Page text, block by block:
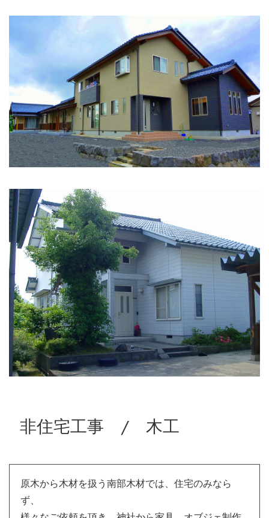
非住宅工事 / 木工
原木から木材を扱う南部木材では、住宅のみなら
ず、